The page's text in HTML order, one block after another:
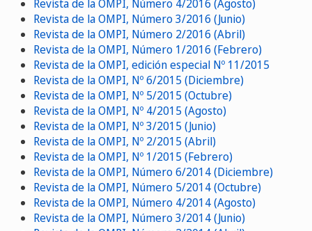
Revista de la OMPI, Número 4/2016 (Agosto)
Revista de la OMPI, Número 3/2016 (Junio)
Revista de la OMPI, Número 2/2016 (Abril)
Revista de la OMPI, Número 1/2016 (Febrero)
Revista de la OMPI, edición especial Nº 11/2015
Revista de la OMPI, Nº 6/2015 (Diciembre)
Revista de la OMPI, Nº 5/2015 (Octubre)
Revista de la OMPI, Nº 4/2015 (Agosto)
Revista de la OMPI, Nº 3/2015 (Junio)
Revista de la OMPI, Nº 2/2015 (Abril)
Revista de la OMPI, Nº 1/2015 (Febrero)
Revista de la OMPI, Número 6/2014 (Diciembre)
Revista de la OMPI, Número 5/2014 (Octubre)
Revista de la OMPI, Número 4/2014 (Agosto)
Revista de la OMPI, Número 3/2014 (Junio)